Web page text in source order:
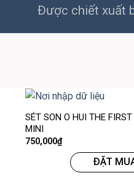
Được chiết xuất
SÉT SON O HUI THE
MINI
750,000₫
ĐẶT